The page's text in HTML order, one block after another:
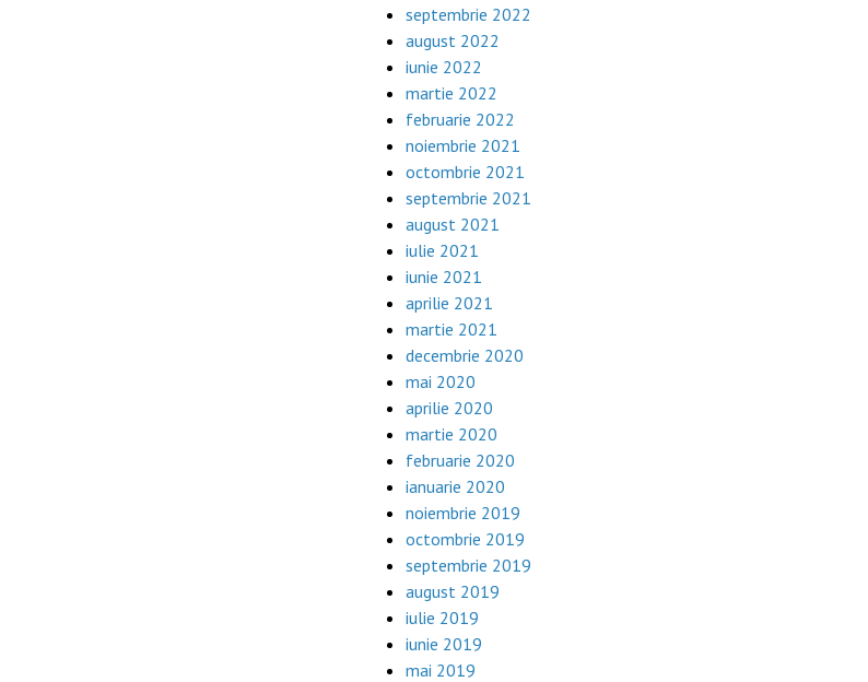
septembrie 2022
august 2022
iunie 2022
martie 2022
februarie 2022
noiembrie 2021
octombrie 2021
septembrie 2021
august 2021
iulie 2021
iunie 2021
aprilie 2021
martie 2021
decembrie 2020
mai 2020
aprilie 2020
martie 2020
februarie 2020
ianuarie 2020
noiembrie 2019
octombrie 2019
septembrie 2019
august 2019
iulie 2019
iunie 2019
mai 2019